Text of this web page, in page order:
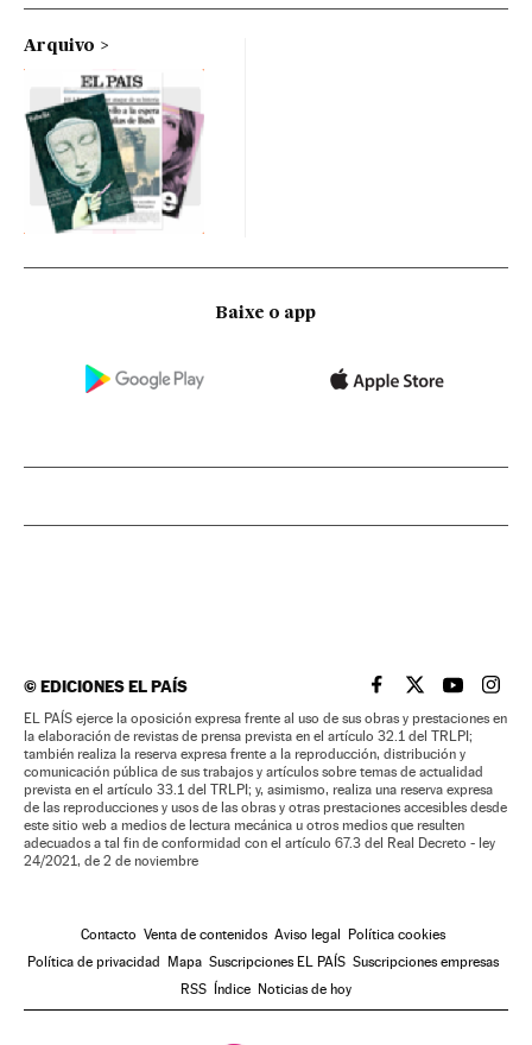
Arquivo
Baixe o app
©EDICIONES EL PAÍS EL PAÍS BRASIL EN
EL PAÍSEL PAÍS
EL
EL PAÍS ejerce la oposición expresa frente al uso de sus obras y prestaciones en
la elaboración de revistas de prensa prevista en el artículo 32.1 del TRLPI;
también realiza la reserva expresa frente a la reproducción, distribución y
comunicación pública de sus trabajos y artículos sobre temas de actualidad
prevista en el artículo 33.1 del TRLPI; y, asimismo, realiza una reserva expresa
de las reproducciones y usos de las obras y otras prestaciones accesibles desde
este sitio web a medios de lectura mecánica u otros medios que resulten
adecuados a tal fin de conformidad con el artículo 67.3 del Real Decreto - ley
24/2021, de 2 de noviembre
Contacto Venta de contenidos Aviso legal Política cookies
Política de privacidad Mapa Suscripciones EL PAÍS Suscripciones empresas
RSS Índice Noticias de hoy